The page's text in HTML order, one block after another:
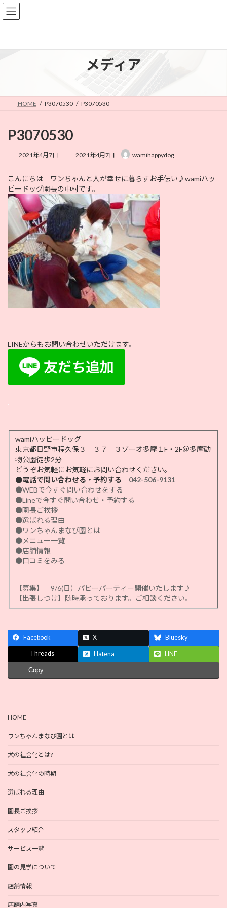
コ
ン
プ
ナ
ビ
動
メディア
HOME P3070530 P3070530
P3070530
2021年4月7日
最
新
日
時
:
2021年4月7日 wamihappydog
こんにちは ワンちゃんと人が幸せに暮らすお手伝い♪wamiハッ
ピードッグ園長の中村です。
LINEからもお問い合わせいただけます。
.
wamiハッピードッグ
東京都日野市程久保３－３７－３ゾーオ多摩１F・2F＠多摩動
物公園徒歩2分
どうぞお気軽にお気軽にお問い合わせください。
●電話で問い合わせる・予約する 042-506-9131
●WEBで今すぐ問い合わせをする
●Lineで今すぐ問い合わせ・予約する
●園長ご挨拶
●選ばれる理由
●ワンちゃんまなび園とは
●メニュー一覧
●店舗情報
●口コミをみる
【募集】 9/6(日）パピーパーティー開催いたします♪
【出張しつけ】随時承っております。ご相談ください。
Facebook X Bluesky
Threads Hatena LINE
Copy
HOME
ワンちゃんまなび園とは
犬の社会化とは?
犬の社会化の時期
選ばれる理由
園長ご挨拶
スタッフ紹介
サービス一覧
園の見学について
店舗情報
店舗内写真